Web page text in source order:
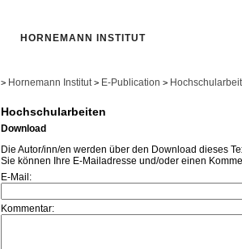
HORNEMANN INSTITUT
> Hornemann Institut > E-Publication >
Hochschularbeiten
Download
Die Autor/inn/en werden über den Download dieses
Sie können Ihre E-Mailadresse und/oder einen
E-Mail:
Kommentar: